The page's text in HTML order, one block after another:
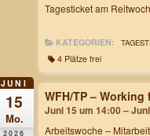
Tagesticket am
KATEGORIEN:
4 Plätze frei
JUNI
15
Mo.
2026
WFH/TP –
Juni 15 um 14:00 –
Arbeitswoche –